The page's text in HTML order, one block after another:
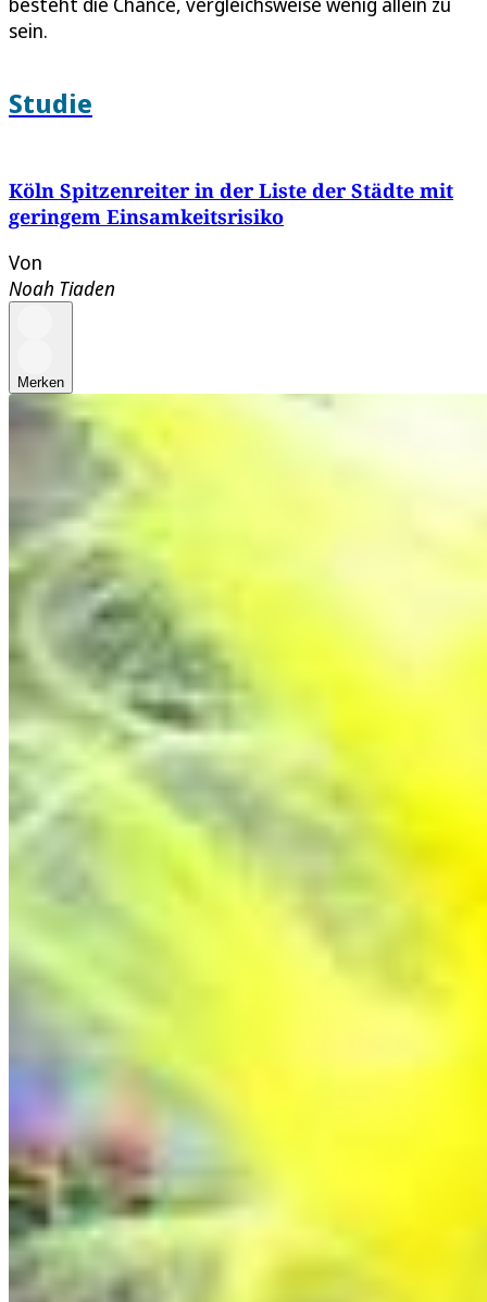
sein.
Studie
Köln Spitzenreiter in der Liste der Städte mit
geringem Einsamkeitsrisiko
Von
Noah Tiaden
Merken